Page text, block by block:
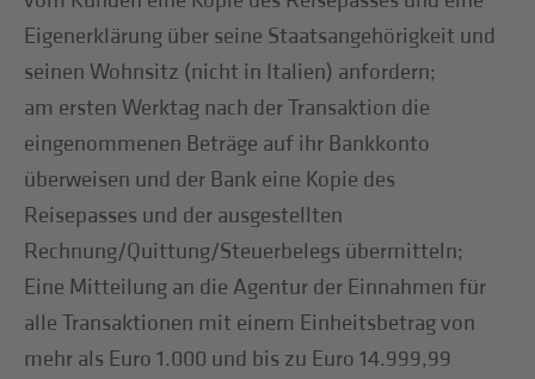
Eigenerklärung über seine Staatsangehörigkeit und
seinen Wohnsitz (nicht in Italien) anfordern;
am ersten Werktag nach der Transaktion die
eingenommenen Beträge auf ihr Bankkonto
überweisen und der Bank eine Kopie des
Reisepasses und der ausgestellten
Rechnung/Quittung/Steuerbelegs übermitteln;
Eine Mitteilung an die Agentur der Einnahmen für
alle Transaktionen mit einem Einheitsbetrag von
mehr als Euro 1.000 und bis zu Euro 14.999,99